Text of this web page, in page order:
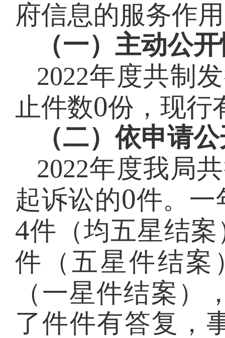
府信息的服务作
（一）主动公
2022年度共制
止件数0份，现行
（二）依申请
2022年度我局
起诉讼的0件。一
4件（均五星结案
件（五星件结案
（一星件结案）
了件件有答复，